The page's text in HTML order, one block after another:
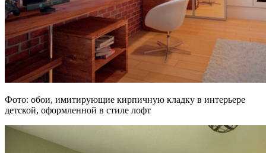
Фото: обои, имитирующие кирпичную кладку в интерьере
детской, оформленной в стиле лофт